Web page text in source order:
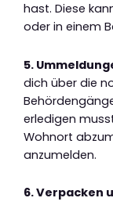
hast. Diese
oder in einem
5.
dich über die
erledigen
Wohnort
anzumelden.
6. Verpacken